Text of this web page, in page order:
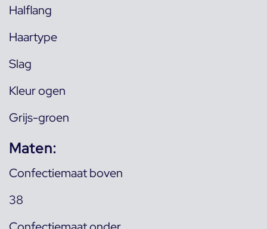
Halflang
Haartype
Slag
Kleur ogen
Grijs-groen
Maten:
Confectiemaat boven
38